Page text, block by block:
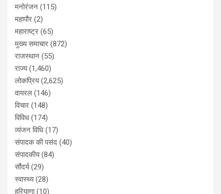
मनोरंजन (115)
महापौर (2)
महाराष्ट्र (65)
मुख्य समाचार (872)
राजस्थान (55)
राज्य(1,460)
लोकप्रिय(2,625)
वायरल (146)
विचार (148)
विविध (174)
व्यंजन विधि (17)
संपादक की पसंद (40)
संपादकीय(84)
सौंदर्य(29)
स्वास्थ्य(28)
हरियाणा(10)